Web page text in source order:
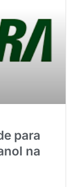
para
na